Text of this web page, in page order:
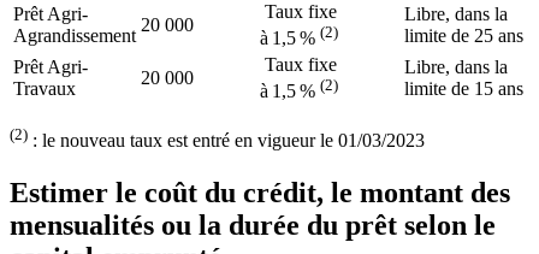
Prêt Agri-
Agrandissement
20 000
Taux fixe
à 1,5 % (2)
Libre, dans la
limite de 25 ans
Prêt Agri-
Travaux
20 000
Taux fixe
à 1,5 % (2)
Libre, dans la
limite de 15 ans
(2) : le nouveau taux est entré en vigueur le 01/03/2023
Estimer le coût du crédit, le montant des
mensualités ou la durée du prêt selon le